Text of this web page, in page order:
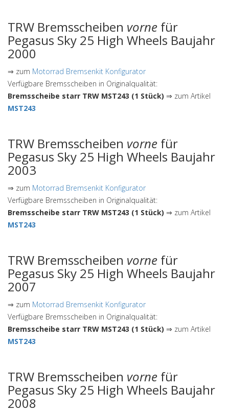
TRW Bremsscheiben vorne für
Pegasus Sky 25 High Wheels Baujahr
2000
⇒ zum Motorrad Bremsenkit Konfigurator
Verfügbare Bremsscheiben in Originalqualität:
Bremsscheibe starr TRW MST243 (1 Stück) ⇒ zum Artikel
MST243
TRW Bremsscheiben vorne für
Pegasus Sky 25 High Wheels Baujahr
2003
⇒ zum Motorrad Bremsenkit Konfigurator
Verfügbare Bremsscheiben in Originalqualität:
Bremsscheibe starr TRW MST243 (1 Stück) ⇒ zum Artikel
MST243
TRW Bremsscheiben vorne für
Pegasus Sky 25 High Wheels Baujahr
2007
⇒ zum Motorrad Bremsenkit Konfigurator
Verfügbare Bremsscheiben in Originalqualität:
Bremsscheibe starr TRW MST243 (1 Stück) ⇒ zum Artikel
MST243
TRW Bremsscheiben vorne für
Pegasus Sky 25 High Wheels Baujahr
2008